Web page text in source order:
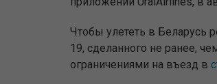
Чтобы улететь в Беларусь
19, сделанного не ранее,
ограничениями на въезд в